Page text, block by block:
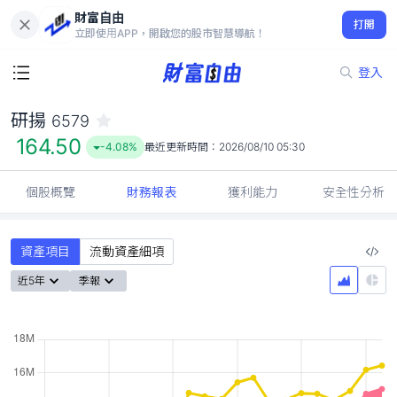
財富自由
立即使用APP，開啟您的股市智慧導航！
打開
登入
164.50
-4.08%
研揚 6579
164.50 -4.08% 最近更新時間： 2026/08/10 05:30
個股概覽 財務報表 獲利能力 安全性分析
資產項目 流動資產細項
近5年 季報